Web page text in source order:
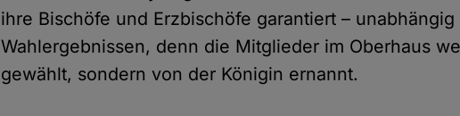
ihre Bischöfe und Erzbischöfe garantiert –
Wahlergebnissen, denn die Mitglieder im Oberhaus
gewählt, sondern von der Königin ernannt.